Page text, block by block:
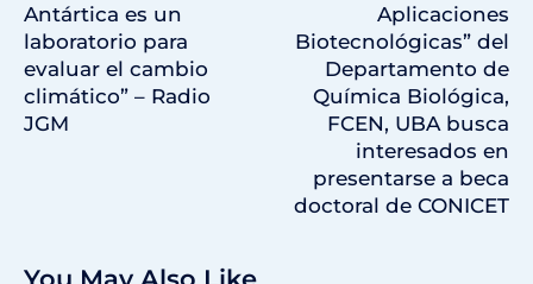
Antártica es un
laboratorio para
evaluar el cambio
climático” – Radio
JGM
Aplicaciones
Biotecnológicas” del
Departamento de
Química Biológica,
FCEN, UBA busca
interesados en
presentarse a beca
doctoral de CONICET